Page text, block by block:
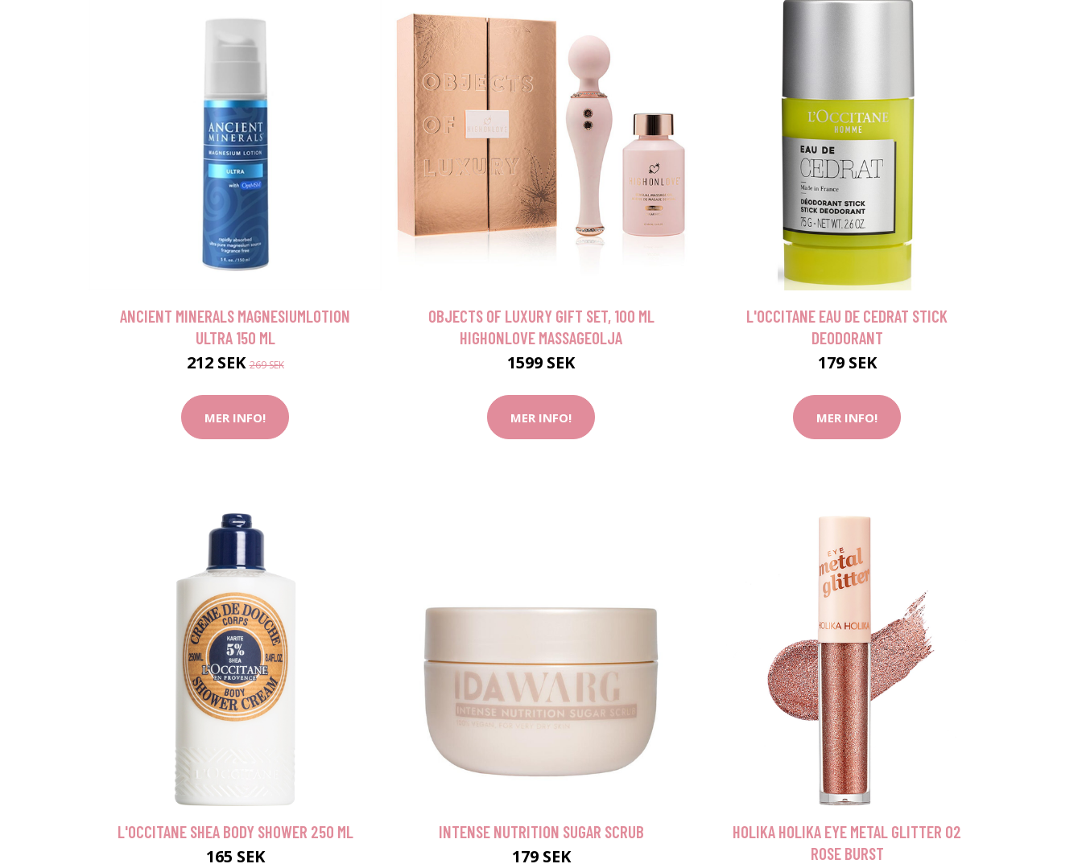
ANCIENT MINERALS MAGNESIUMLOTION
ULTRA 150 ML
212 SEK269 SEK
MER INFO!
OBJECTS OF LUXURY GIFT SET, 100 ML
HIGHONLOVE MASSAGEOLJA
1599 SEK
MER INFO!
L'OCCITANE EAU DE CEDRAT STICK
DEODORANT
179 SEK
MER INFO!
L'OCCITANE SHEA BODY SHOWER 250 ML
165 SEK
INTENSE NUTRITION SUGAR SCRUB
179 SEK
HOLIKA HOLIKA EYE METAL GLITTER 02
ROSE BURST